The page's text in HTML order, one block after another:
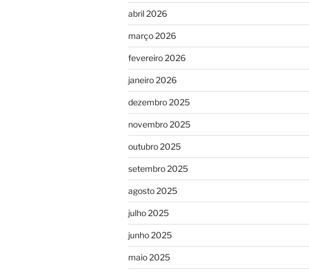
abril 2026
março 2026
fevereiro 2026
janeiro 2026
dezembro 2025
novembro 2025
outubro 2025
setembro 2025
agosto 2025
julho 2025
junho 2025
maio 2025